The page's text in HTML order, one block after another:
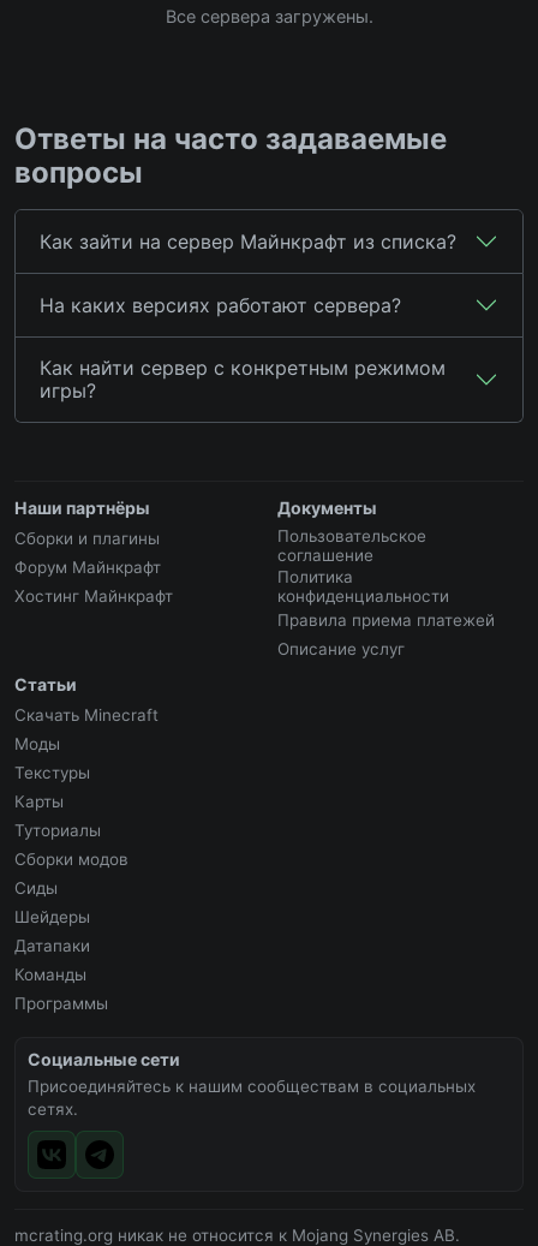
Все сервера загружены.
Ответы на часто задаваемые
вопросы
Как зайти на сервер Майнкрафт из списка?
На каких версиях работают сервера?
Как найти сервер с конкретным режимом
игры?
Наши партнёры
Сборки и плагины
Форум Майнкрафт
Хостинг Майнкрафт
Документы
Пользовательское
соглашение
Политика
конфиденциальности
Правила приема платежей
Описание услуг
Статьи
Скачать Minecraft
Моды
Текстуры
Карты
Туториалы
Сборки модов
Сиды
Шейдеры
Датапаки
Команды
Программы
Социальные сети
Присоединяйтесь к нашим сообществам в социальных
сетях.
mcrating.org никак не относится к Mojang Synergies AB.